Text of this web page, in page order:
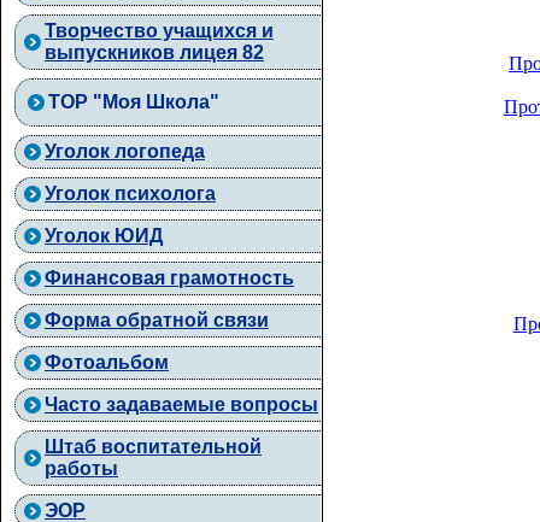
Творчество учащихся и
выпускников лицея 82
ТОР "Моя Школа"
Уголок логопеда
Уголок психолога
Уголок ЮИД
Финансовая грамотность
Форма обратной связи
Фотоальбом
Часто задаваемые вопросы
Штаб воспитательной
работы
ЭОР